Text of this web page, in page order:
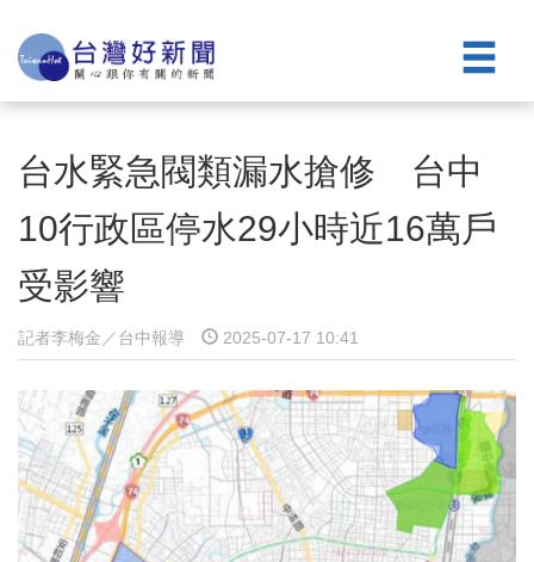
台水緊急閥類漏水搶修 台中
10行政區停水29小時近16萬戶
受影響
記者李梅金／台中報導 2025-07-17 10:41